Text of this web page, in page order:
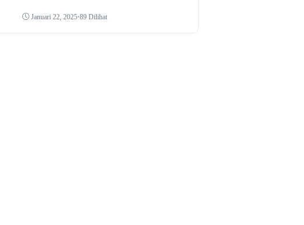
Januari 22, 2025•89 Dilihat